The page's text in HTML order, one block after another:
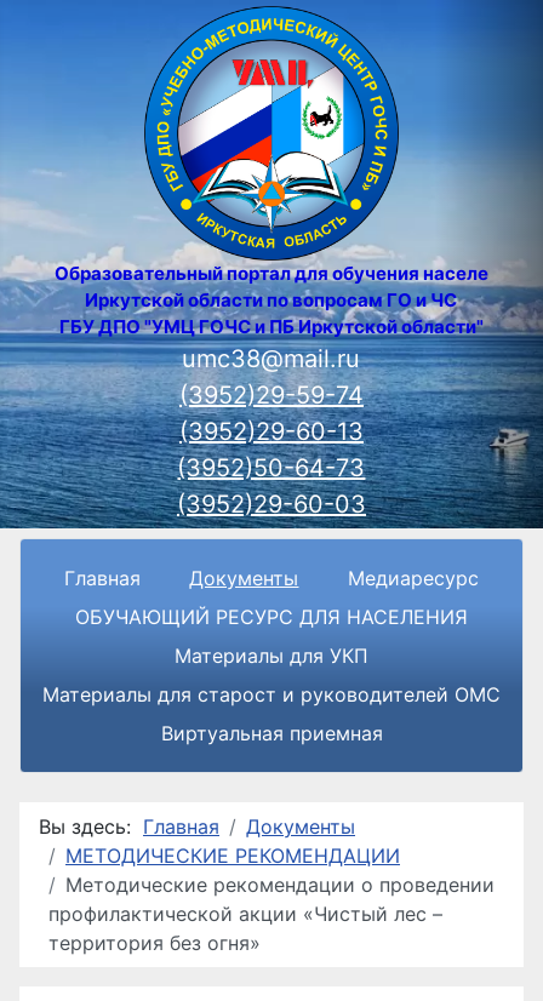
Образовательный портал для обучения населения
Иркутской области по вопросам ГО и ЧС
ГБУ ДПО "УМЦ ГОЧС и ПБ Иркутской области"
umc38@mail.ru
(3952)29-59-74
(3952)29-60-13
(3952)50-64-73
(3952)29-60-03
Главная Документы
Медиаресурс
ОБУЧАЮЩИЙ РЕСУРС ДЛЯ НАСЕЛЕНИЯ
Материалы для УКП
Материалы для старост и руководителей ОМС
Виртуальная приемная
Вы здесь: Главная
Документы
МЕТОДИЧЕСКИЕ РЕКОМЕНДАЦИИ
Методические рекомендации о проведении
профилактической акции «Чистый лес –
территория без огня»